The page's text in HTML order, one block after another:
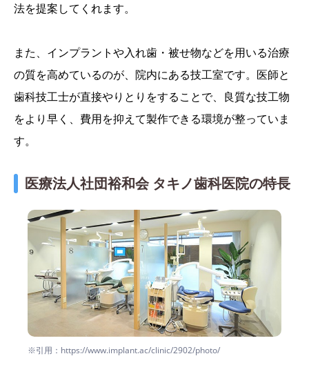
法を提案してくれます。
また、インプラントや入れ歯・被せ物などを用いる治療
の質を高めているのが、院内にある技工室です。医師と
歯科技工士が直接やりとりをすることで、良質な技工物
をより早く、費用を抑えて製作できる環境が整っていま
す。
医療法人社団裕和会 タキノ歯科医院の特長
※引用：https://www.implant.ac/clinic/2902/photo/